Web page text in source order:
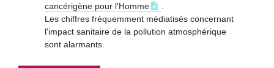
cancérigène pour l'Homme
Les chiffres fréquemment médiatisés concernant
l'impact sanitaire de la pollution atmosphérique
sont alarmants.